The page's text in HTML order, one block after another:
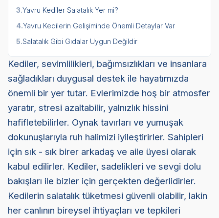
3.Yavru Kediler Salatalık Yer mi?
4.Yavru Kedilerin Gelişiminde Önemli Detaylar Var
5.Salatalık Gibi Gıdalar Uygun Değildir
Kediler, sevimlilikleri, bağımsızlıkları ve insanlara
sağladıkları duygusal destek ile hayatımızda
önemli bir yer tutar. Evlerimizde hoş bir atmosfer
yaratır, stresi azaltabilir, yalnızlık hissini
hafifletebilirler. Oynak tavırları ve yumuşak
dokunuşlarıyla ruh halimizi iyileştirirler. Sahipleri
için sık - sık birer arkadaş ve aile üyesi olarak
kabul edilirler. Kediler, sadelikleri ve sevgi dolu
bakışları ile bizler için gerçekten değerlidirler.
Kedilerin salatalık tüketmesi güvenli olabilir, lakin
her canlının bireysel ihtiyaçları ve tepkileri